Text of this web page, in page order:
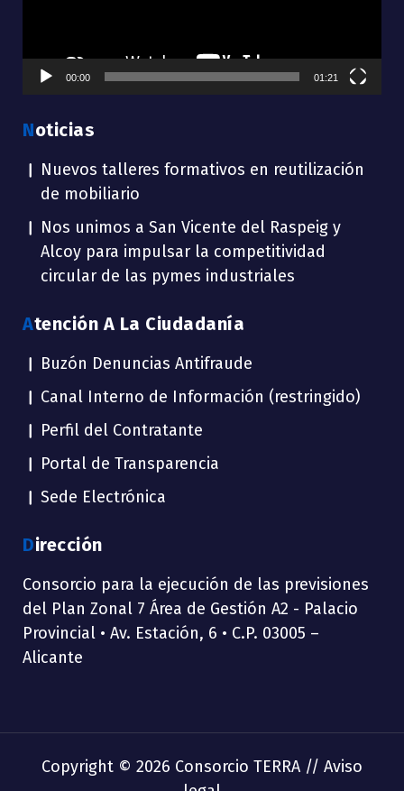
00:00 01:21
Noticias
Nuevos talleres formativos en reutilización
de mobiliario
Nos unimos a San Vicente del Raspeig y
Alcoy para impulsar la competitividad
circular de las pymes industriales
Atención A La Ciudadanía
Buzón Denuncias Antifraude
Canal Interno de Información (restringido)
Perfil del Contratante
Portal de Transparencia
Sede Electrónica
Dirección
Consorcio para la ejecución de las previsiones
del Plan Zonal 7 Área de Gestión A2 - Palacio
Provincial • Av. Estación, 6 • C.P. 03005 –
Alicante
Copyright © 2026 Consorcio TERRA // Aviso